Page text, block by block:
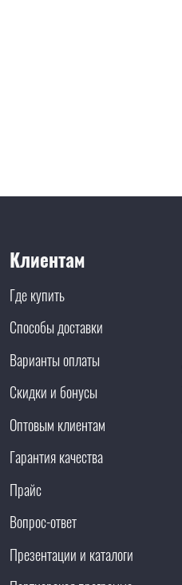
Клиентам
Где купить
Способы доставки
Варианты оплаты
Скидки и бонусы
Оптовым клиентам
Гарантия качества
Прайс
Вопрос-ответ
Презентации и каталоги